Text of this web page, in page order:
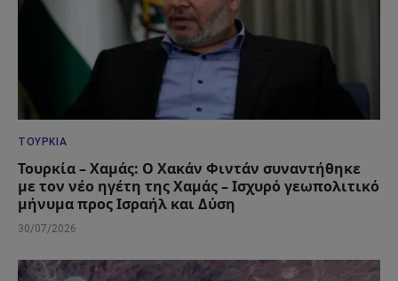
ΤΟΥΡΚΊΑ
Τουρκία – Χαμάς: Ο Χακάν Φιντάν συναντήθηκε
με τον νέο ηγέτη της Χαμάς – Ισχυρό γεωπολιτικό
μήνυμα προς Ισραήλ και Δύση
30/07/2026